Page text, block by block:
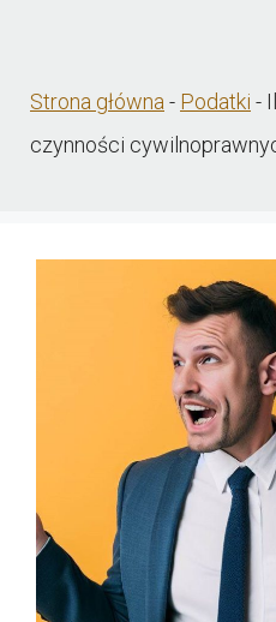
Strona główna - Podatki -
czynności